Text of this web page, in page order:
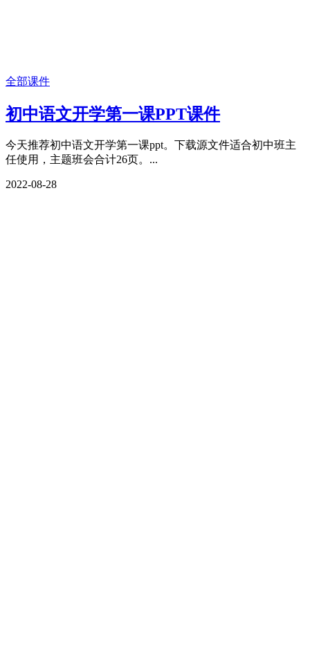
全部课件
初中语文开学第一课PPT课件
今天推荐初中语文开学第一课ppt。下载源文件适合初中班主
任使用，主题班会合计26页。...
2022-08-28